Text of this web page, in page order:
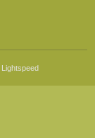
Lightspeed